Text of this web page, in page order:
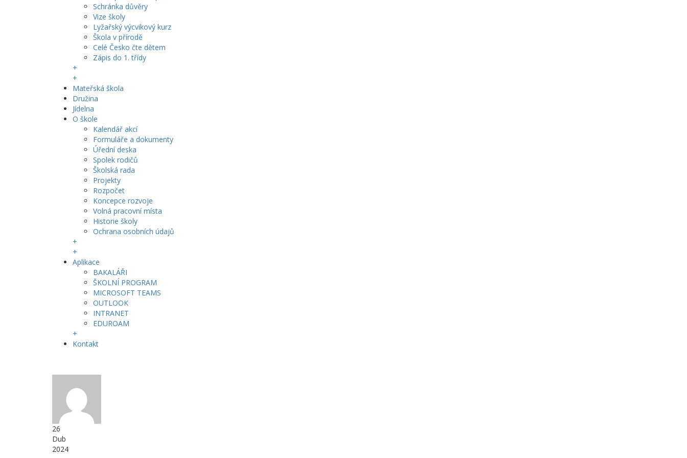
Schránka důvěry
Vize školy
Lyžařský výcvikový kurz
Škola v přírodě
Celé Česko čte dětem
Zápis do 1. třídy
+
+
Mateřská škola
Družina
Jídelna
O škole
Kalendář akcí
Formuláře a dokumenty
Úřední deska
Spolek rodičů
Školská rada
Projekty
Rozpočet
Koncepce rozvoje
Volná pracovní místa
Historie školy
Ochrana osobních údajů
+
+
Aplikace
BAKALÁŘI
ŠKOLNÍ PROGRAM
MICROSOFT TEAMS
OUTLOOK
INTRANET
EDUROAM
+
Kontakt
26
Dub
2024